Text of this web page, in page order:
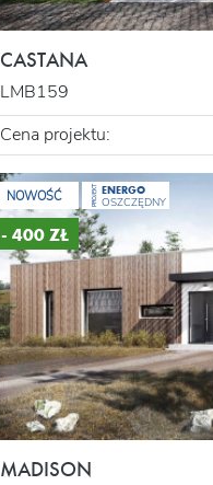
CASTANA
LMB159
Cena projektu:
NOWOŚĆ PROJEKT ENERGO
OSZCZĘDNY
- 400 ZŁ
MADISON